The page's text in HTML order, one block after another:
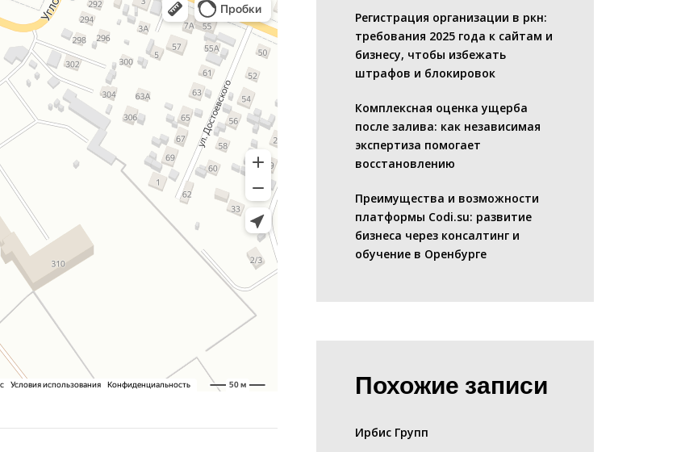
Регистрация организации в ркн:
требования 2025 года к сайтам и
бизнесу, чтобы избежать
штрафов и блокировок
Комплексная оценка ущерба
после залива: как независимая
экспертиза помогает
восстановлению
Преимущества и возможности
платформы Codi.su: развитие
бизнеса через консалтинг и
обучение в Оренбурге
Похожие записи
Ирбис Групп